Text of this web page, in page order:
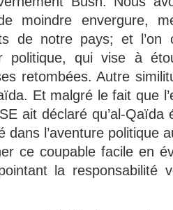
moindre envergure,
de notre pays; et l’on
politique, qui vise à
retombées. Autre
Et malgré le fait que
ait déclaré qu’al-
dans l’aventure politique
ce coupable facile en
la responsabilité